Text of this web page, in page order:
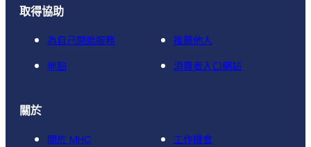
取得協助
為自己開始服務
推薦他人
地點
消費者入口網站
關於
關於 MHC
工作機會